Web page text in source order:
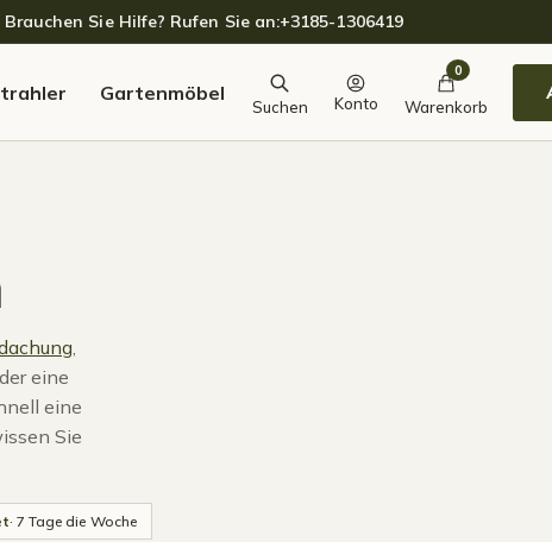
Sie Hilfe? Rufen Sie an:+3185-1306419
Gartenmöbel
Suchen Konto
0
Warenkorb
eine
eine
Sie
· 7 Tage die Woche